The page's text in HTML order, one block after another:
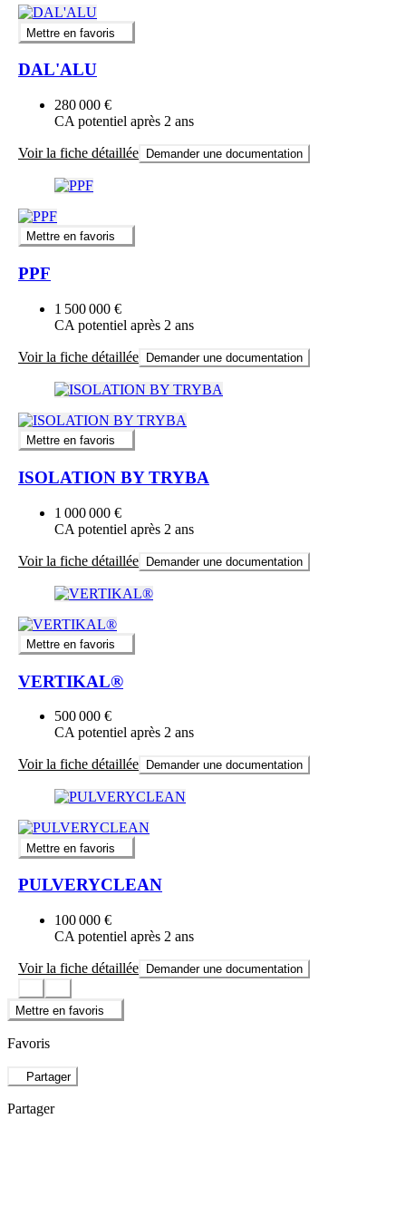
Mettre en favoris
DAL'ALU
280 000 €
CA potentiel après 2 ans
Voir la fiche détaillée Demander une documentation
Mettre en favoris
PPF
1 500 000 €
CA potentiel après 2 ans
Voir la fiche détaillée Demander une documentation
Mettre en favoris
ISOLATION BY TRYBA
1 000 000 €
CA potentiel après 2 ans
Voir la fiche détaillée Demander une documentation
Mettre en favoris
VERTIKAL®
500 000 €
CA potentiel après 2 ans
Voir la fiche détaillée Demander une documentation
Mettre en favoris
PULVERYCLEAN
100 000 €
CA potentiel après 2 ans
Voir la fiche détaillée Demander une documentation
Mettre en favoris
Favoris
Partager
Partager